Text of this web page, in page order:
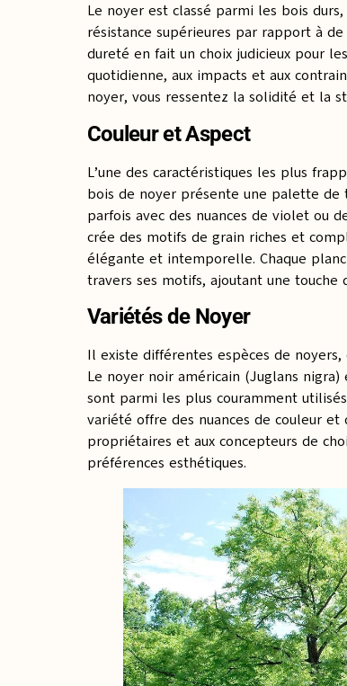
Le noyer est classé parmi les bois
résistance supérieures par rapport à
dureté en fait un choix judicieux pour
quotidienne, aux impacts et aux
noyer, vous ressentez la solidité et la
Couleur et Aspect
L’une des caractéristiques les plus
bois de noyer présente une palette
parfois avec des nuances de violet ou
crée des motifs de grain riches et
élégante et intemporelle. Chaque
travers ses motifs, ajoutant une touche
Variétés de Noyer
Il existe différentes espèces de noyers,
Le noyer noir américain (Juglans
sont parmi les plus couramment
variété offre des nuances de couleur
propriétaires et aux concepteurs de
préférences esthétiques.